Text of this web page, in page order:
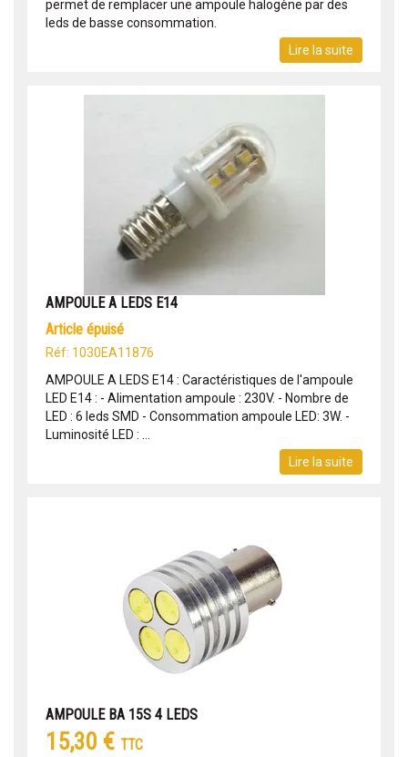
permet de remplacer une ampoule halogène par des
leds de basse consommation.
Lire la suite
AMPOULE A LEDS E14
article épuisé
Réf: 1030EA11876
AMPOULE A LEDS E14 : Caractéristiques de l'ampoule
LED E14 : - Alimentation ampoule : 230V. - Nombre de
LED : 6 leds SMD - Consommation ampoule LED: 3W. -
Luminosité LED : ...
Lire la suite
AMPOULE BA 15S 4 LEDS
15,30 € TTC